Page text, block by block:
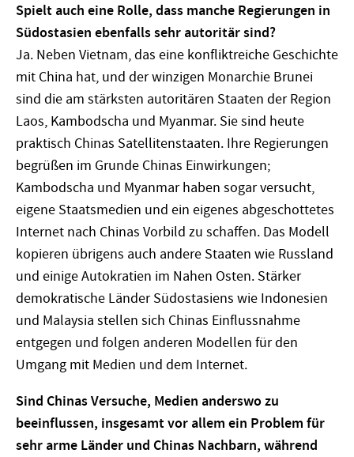
Spielt auch eine Rolle, dass manche Regierungen in
Südostasien ebenfalls sehr autoritär sind?
Ja. Neben Vietnam, das eine konfliktreiche Geschichte
mit China hat, und der winzigen Monarchie Brunei
sind die am stärksten autoritären Staaten der Region
Laos, Kambodscha und Myanmar. Sie sind heute
praktisch Chinas Satellitenstaaten. Ihre Regierungen
begrüßen im Grunde Chinas Einwirkungen;
Kambodscha und Myanmar haben sogar versucht,
eigene Staatsmedien und ein eigenes abgeschottetes
Internet nach Chinas Vorbild zu schaffen. Das Modell
kopieren übrigens auch andere Staaten wie Russland
und einige Autokratien im Nahen Osten. Stärker
demokratische Länder Südostasiens wie Indonesien
und Malaysia stellen sich Chinas Einflussnahme
entgegen und folgen anderen Modellen für den
Umgang mit Medien und dem Internet.
Sind Chinas Versuche, Medien anderswo zu
beeinflussen, insgesamt vor allem ein Problem für
sehr arme Länder und Chinas Nachbarn, während